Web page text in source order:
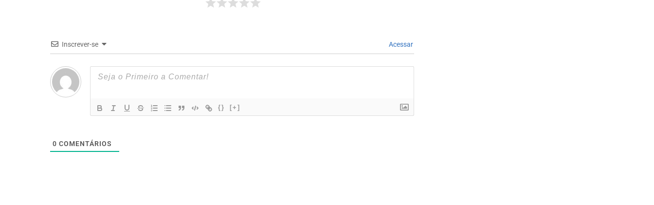
Inscrever-se Acessar
{} [+]
0 COMENTÁRIOS